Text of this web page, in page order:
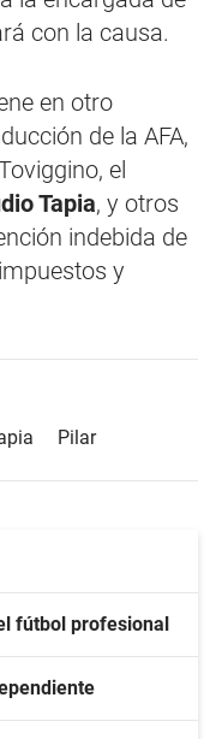
con la causa.
en otro
de la AFA,
el
Tapia, y otros
indebida de
y
Pilar
fútbol profesional